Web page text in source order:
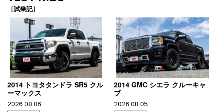
［試乗記］
2014 トヨタタンドラ SR5 クル
ーマックス
2026.08.06
2014 GMC シエラ クルーキャ
ブ
2026.08.05